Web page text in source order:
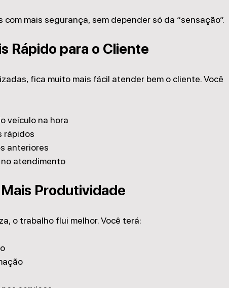
mais segurança, sem depender só da “sensação”.
Rápido para o Cliente
fica muito mais fácil atender bem o cliente. Você
veículo na hora
rápidos
anteriores
atendimento
Produtividade
o trabalho flui melhor. Você terá: